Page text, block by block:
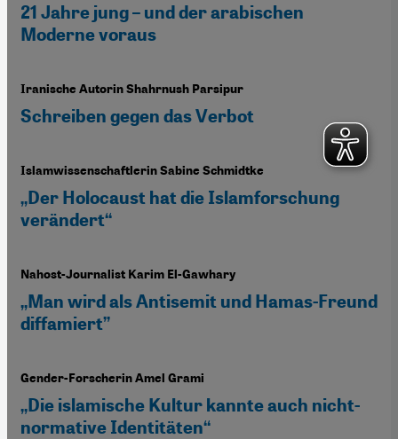
21 Jahre jung – und der arabischen
Moderne voraus
Iranische Autorin Shahrnush Parsipur
Schreiben gegen das Verbot
Islamwissenschaftlerin Sabine Schmidtke
„Der Holocaust hat die Islamforschung
verändert“
Nahost-Journalist Karim El-Gawhary
„Man wird als Antisemit und Hamas-Freund
diffamiert”
Gender-Forscherin Amel Grami
„Die islamische Kultur kannte auch nicht-
normative Identitäten“